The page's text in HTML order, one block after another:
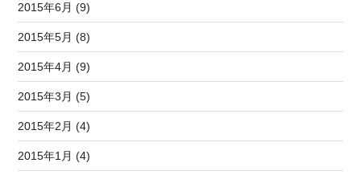
2015年6月 (9)
2015年5月 (8)
2015年4月 (9)
2015年3月 (5)
2015年2月 (4)
2015年1月 (4)